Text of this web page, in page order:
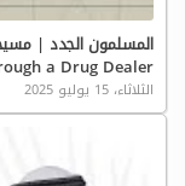
a Drug Dealer"
الثلاثاء، 15 يوليو 2025